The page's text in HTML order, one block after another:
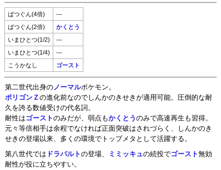
ばつぐん(4倍) ---
ばつぐん(2倍) かくとう
いまひとつ(1/2) ---
いまひとつ(1/4) ---
こうかなし ゴースト
第二世代出身のノーマルポケモン。
ポリゴンＺの進化前なのでしんかのきせきが適用可能。圧倒的な耐
久を誇る数値受けの代名詞。
耐性はゴーストのみだが、弱点もかくとうのみで高速再生も習得。
元々等倍相手は余程でなければ正面突破はされづらく、しんかのき
せきの登場以来、多くの環境でトップメタとして活躍する。
第八世代では ドラパルトの登場、 ミミッキュの続投でゴースト無効
耐性が役に立ちやすい。